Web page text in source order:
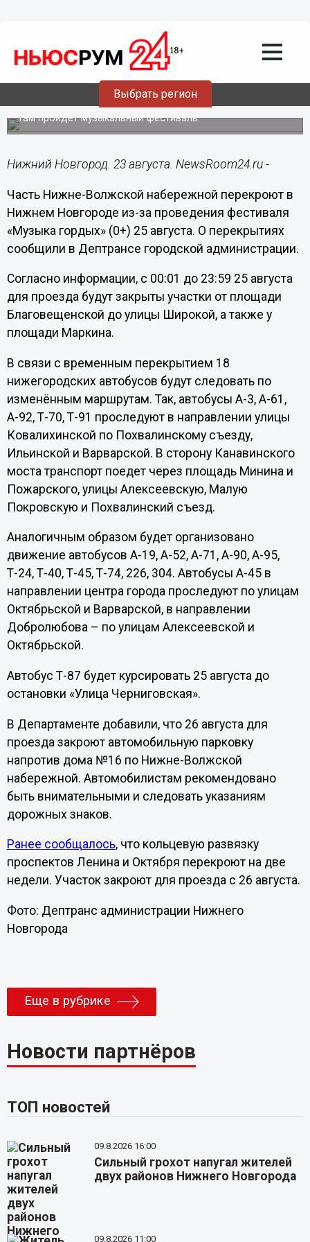
Выбрать регион
23.08.202417:18
Движение транспорта ограничат в
районе Речного вокзала 25 августа
Там пройдет музыкальный фестиваль.
Нижний Новгород. 23 августа. NewsRoom24.ru -
Часть Нижне-Волжской набережной перекроют в
Нижнем Новгороде из-за проведения фестиваля
«Музыка гордых» (0+) 25 августа. О перекрытиях
сообщили в Дептрансе городской администрации.
Согласно информации, с 00:01 до 23:59 25 августа
для проезда будут закрыты участки от площади
Благовещенской до улицы Широкой, а также у
площади Маркина.
В связи с временным перекрытием 18
нижегородских автобусов будут следовать по
изменённым маршрутам. Так, автобусы А-3, А-61,
А-92, Т-70, Т-91 проследуют в направлении улицы
Ковалихинской по Похвалинскому съезду,
Ильинской и Варварской. В сторону Канавинского
моста транспорт поедет через площадь Минина и
Пожарского, улицы Алексеевскую, Малую
Покровскую и Похвалинский съезд.
Аналогичным образом будет организовано
движение автобусов А-19, А-52, А-71, А-90, А-95,
Т-24, Т-40, Т-45, Т-74, 226, 304. Автобусы А-45 в
направлении центра города проследуют по улицам
Октябрьской и Варварской, в направлении
Добролюбова – по улицам Алексеевской и
Октябрьской.
Автобус Т-87 будет курсировать 25 августа до
остановки «Улица Черниговская».
В Департаменте добавили, что 26 августа для
проезда закроют автомобильную парковку
напротив дома №16 по Нижне-Волжской
набережной. Автомобилистам рекомендовано
быть внимательными и следовать указаниям
дорожных знаков.
Ранее сообщалось, что кольцевую развязку
проспектов Ленина и Октября перекроют на две
недели. Участок закроют для проезда с 26 августа.
Фото: Дептранс администрации Нижнего
Новгорода
Еще в рубрике
Новости партнёров
ТОП новостей
09.8.2026 16:00
Сильный грохот напугал жителей
двух районов Нижнего Новгорода
09.8.2026 11:00